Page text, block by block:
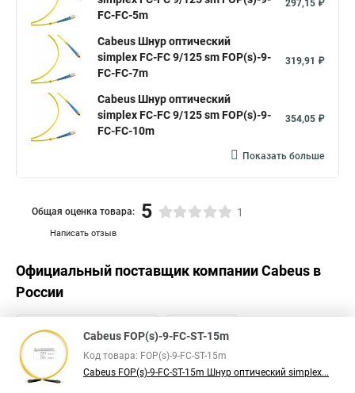
FC-FC-5m
297,15 ₽
Cabeus Шнур оптический
simplex FC-FC 9/125 sm FOP(s)-9-
FC-FC-7m
319,91 ₽
Cabeus Шнур оптический
simplex FC-FC 9/125 sm FOP(s)-9-
FC-FC-10m
354,05 ₽
Показать больше
Написать отзыв
Общая оценка товара: 5 1
Официальный поставщик компанииCabeus в
России
Cabeus FOP(s)-9-FC-ST-15m
Код товара: FOP(s)-9-FC-ST-15m
Cabeus FOP(s)-9-FC-ST-15m Шнур оптический simplex...